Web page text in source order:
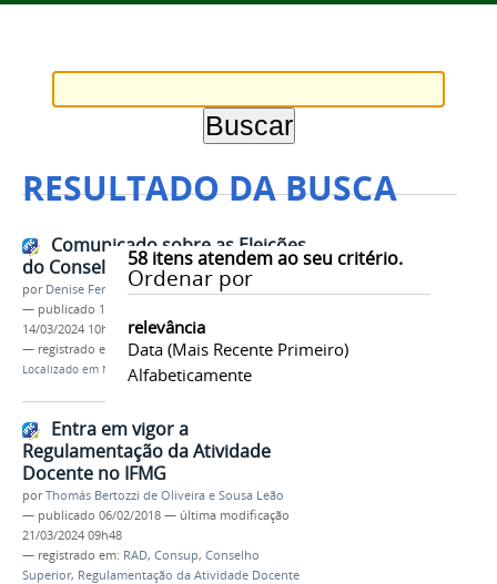
RESULTADO DA BUSCA
58itens atendem ao seu critério.
Ordenar por
relevância
Data (mais Recente Primeiro)
Alfabeticamente
Comunicado sobre as Eleições
do Conselho Superior do IFMG
por Denise Ferreira dos Santos
— publicado 18/02/2021
14/03/2024 10h18
— registrado em:
Conselho Superior,Consup
Localizado em Notícias
Entra em vigor a
Regulamentação da Atividade
Docente no IFMG
porThomás Bertozzi de Oliveira e Sousa Leão
— publicado 06/02/2018 — última modificação
21/03/2024 09h48
— registrado em: RAD, Consup, Conselho
Superior, Regulamentação da Atividade Docente